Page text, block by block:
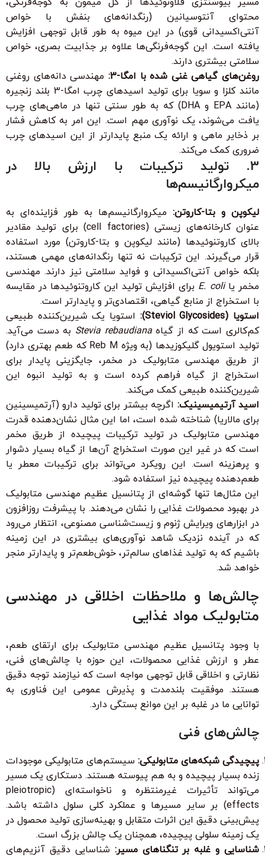
محتوای آنتوسیانین (رنگدانه‌های بنفش با خواص
آنتی‌اکسیدانی قوی) در این میوه به طور قابل توجهی افزایش
یافته است. این گوجه‌فرنگی‌ها علاوه بر جذابیت بصری، خواص
سلامتی بیشتری دارند.
روغن‌های گیاهی غنی شده با امگا-3:
مهندسی دانه‌های روغنی
مانند کلزا و سویا برای تولید اسیدهای چرب امگا-3 بلند زنجیره
(مانند EPA و DHA) که به طور سنتی تنها در ماهی‌های چرب
یافت می‌شوند، یک نوآوری مهم است. این امر به کاهش فشار
بر ذخایر ماهی و ارائه یک منبع پایدارتر از این اسیدهای چرب
ضروری کمک می‌کند.
3. تولید ترکیبات با ارزش بالا در
میکروارگانیسم‌ها
لیکوپن و بتا-کاروتن: میکروارگانیسم‌ها به طور فزاینده‌ای به
عنوان کارخانه‌های زیستی (cell factories) برای تولید مقادیر
بالای کاروتنوئیدها (مانند لیکوپن و بتا-کاروتن) مورد استفاده
قرار می‌گیرند. این ترکیبات نه تنها رنگدانه‌های مهمی هستند،
بلکه خواص آنتی‌اکسیدانی و فواید سلامتی نیز دارند. مهندسی
مخمر یاE. coli برای افزایش تولید این کاروتنوئیدها در مقایسه
با استخراج از منابع گیاهی، اقتصادی‌تر و پایدارتر است.
استویا (Steviol Glycosides):
استویا یک شیرین‌کننده طبیعی
کم‌کالری است که از گیاهStevia rebaudiana به دست می‌آید.
تولید استویول گلیکوزیدها (به ویژه Reb M که طعم بهتری دارد)
از طریق مهندسی متابولیک در مخمر، جایگزینی پایدار برای
استخراج از گیاه فراهم کرده است و به تولید انبوه این
شیرین‌کننده طبیعی کمک می‌کند.
اسید آرتیمیسینیک: اگرچه بیشتر برای تولید دارو (آرتمیسینین
برای مالاریا) شناخته شده است، اما این مثال نشان‌دهنده قدرت
مهندسی متابولیک در تولید ترکیبات پیچیده از طریق مخمر
است که در غیر این صورت استخراج آن‌ها از گیاه بسیار دشوار
و پرهزینه است. این رویکرد می‌تواند برای ترکیبات معطر یا
طعم‌دهنده پیچیده نیز استفاده شود.
این مثال‌ها تنها گوشه‌ای از پتانسیل عظیم مهندسی متابولیک
در بهبود محصولات غذایی را نشان می‌دهند. با پیشرفت روزافزون
در ابزارهای ویرایش ژنوم و زیست‌شناسی مصنوعی، انتظار می‌رود
که در آینده نزدیک شاهد نوآوری‌های بیشتری در این زمینه
باشیم که به تولید غذاهای سالم‌تر، خوش‌طعم‌تر و پایدارتر منجر
خواهد شد.
چالش‌ها و ملاحظات اخلاقی در مهندسی
متابولیک مواد غذایی
با وجود پتانسیل عظیم مهندسی متابولیک برای ارتقای طعم،
عطر و ارزش غذایی محصولات، این حوزه با چالش‌های فنی،
نظارتی و اخلاقی قابل توجهی مواجه است که نیازمند توجه دقیق
هستند. موفقیت بلندمدت و پذیرش عمومی این فناوری به
توانایی ما در غلبه بر این موانع بستگی دارد.
چالش‌های فنی
پیچیدگی شبکه‌های متابولیکی: سیستم‌های متابولیکی موجودات
زنده بسیار پیچیده و به هم پیوسته هستند. دستکاری یک مسیر
می‌تواند تأثیرات غیرمنتظره و ناخواسته‌ای (pleiotropic
effects) بر سایر مسیرها و عملکرد کلی سلول داشته باشد.
پیش‌بینی دقیق این اثرات متقابل و بهینه‌سازی تولید محصول در
یک زمینه سلولی پیچیده، همچنان یک چالش بزرگ است.
شناسایی و غلبه بر تنگناهای مسیر: شناسایی دقیق آنزیم‌های